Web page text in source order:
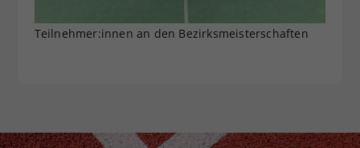
Teilnehmer:innen an den Bezirksmeisterschaften